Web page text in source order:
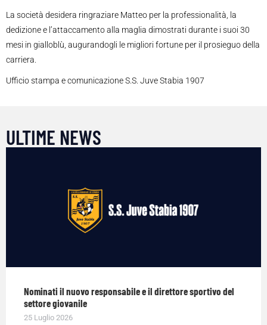
La società desidera ringraziare Matteo per la professionalità, la
dedizione e l’attaccamento alla maglia dimostrati durante i suoi 30
mesi in gialloblù, augurandogli le migliori fortune per il prosieguo della
carriera.
Ufficio stampa e comunicazione S.S. Juve Stabia 1907
ULTIME NEWS
Nominati il nuovo responsabile e il direttore sportivo del
settore giovanile
25 Luglio 2026